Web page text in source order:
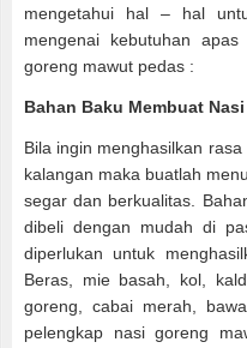
mengetahui hal – hal
mengenai kebutuhan
goreng mawut pedas :
Bahan Baku Membuat
Bila ingin menghasilkan
kalangan maka buatlah
segar dan berkualitas.
dibeli dengan mudah di
diperlukan untuk
Beras, mie basah, kol,
goreng, cabai merah,
pelengkap nasi goreng